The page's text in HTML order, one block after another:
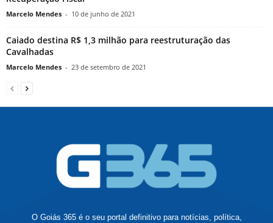
Marcelo Mendes - 10 de junho de 2021
Caiado destina R$ 1,3 milhão para reestruturação das
Cavalhadas
Marcelo Mendes - 23 de setembro de 2021
O Goiás 365 é o seu portal definitivo para notícias, política,